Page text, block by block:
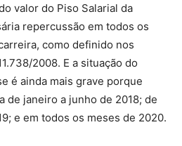
valor do Piso Salarial da
repercussão em todos os
como definido nos
2008. E a situação do
é ainda mais grave porque
de janeiro a junho de 2018; de
e em todos os meses de 2020.